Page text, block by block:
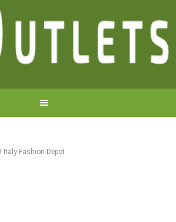
Italy Fashion Depot